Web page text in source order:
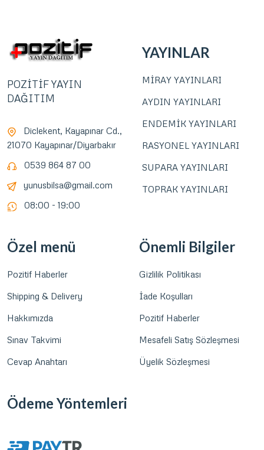
POZİTİF YAYIN
DAĞITIM
Diclekent, Kayapınar Cd.,
21070 Kayapınar/Diyarbakır
0539 864 87 00
yunusbilsa@gmail.com
08:00 - 19:00
YAYINLAR
MİRAY YAYINLARI
AYDIN YAYINLARI
ENDEMİK YAYINLARI
RASYONEL YAYINLARI
SUPARA YAYINLARI
TOPRAK YAYINLARI
Özel menü
Pozitif Haberler
Shipping & Delivery
Hakkımızda
Sınav Takvimi
Cevap Anahtarı
Önemli Bilgiler
Gizlilik Politikası
İade Koşulları
Pozitif Haberler
Mesafeli Satış Sözleşmesi
Üyelik Sözleşmesi
Ödeme Yöntemleri